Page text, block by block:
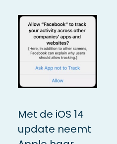
Met de iOS 14
update neemt